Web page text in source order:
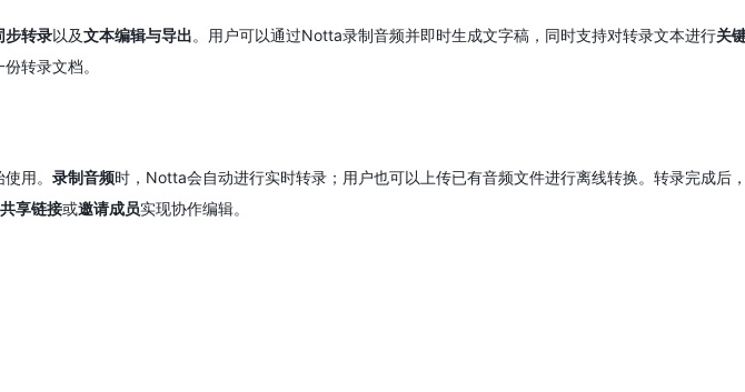
步转录以及文本编辑与导出。用户可以通过Notta录制音频并即时生成文字稿，同时支持对转录文本进行关
转录文档。
用。 录制音频时，Notta会自动进行实时转录；用户也可以上传已有音频文件进行离线转换。转录完成后
共享链接或邀请成员实现协作编辑。